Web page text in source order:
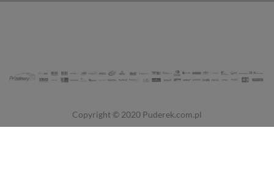
Copyright © 2020 Puderek.com.pl